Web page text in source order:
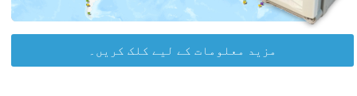
مزید معلومات کے لیے کلک کریں۔